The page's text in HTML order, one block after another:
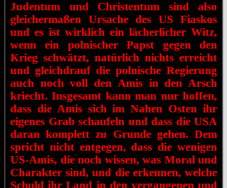
Judentum und Christentum sind also
gleichermaßen Ursache des US Fiaskos
und es ist wirklich ein lächerlicher Witz,
wenn ein polnischer Papst gegen den
Krieg schwätzt, natürlich nichts erreicht
und gleichdrauf die polnische Regierung
auch noch voll den Amis in den Arsch
kriecht. Insgesamt kann man nur hoffen,
dass die Amis sich im Nahen Osten ihr
eigenes Grab schaufeln und dass die USA
daran komplett zu Grunde gehen. Dem
spricht nicht entgegen, dass die wenigen
US-Amis, die noch wissen, was Moral und
Charakter sind, und die erkennen, welche
Schuld ihr Land in den vergangenen und